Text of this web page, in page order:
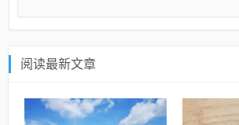
阅读最新文章